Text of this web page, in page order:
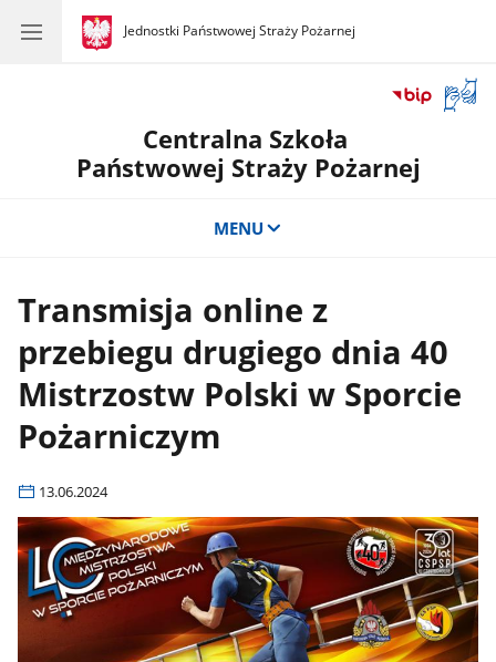
gov.pl
Jednostki Państwowej Straży Pożarnej
gov.pl
Jednostki
okno
Centralna Szkoła
Państwowej Straży Pożarnej
MENU
Transmisja online z
przebiegu drugiego dnia 40
Mistrzostw Polski w Sporcie
Pożarniczym
13.06.2024